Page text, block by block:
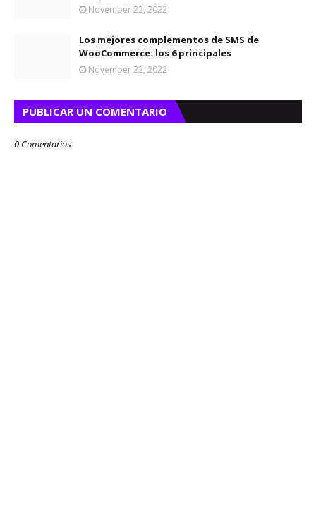
November 22, 2022
Los mejores complementos de SMS de
WooCommerce: los 6 principales
November 22, 2022
PUBLICAR UN COMENTARIO
0 Comentarios